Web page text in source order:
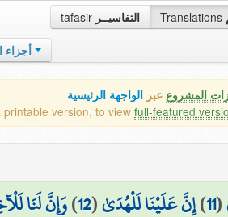
tafasir التفاسيــر Translations
أجزاء
المشروع عبر الواجهة الرئيسية
printable version, to view full-featured
(
11
)إِنَّ عَلَيْنَا لَلْهُدَىٰ(
12
)وَإِنَّ لَنَا